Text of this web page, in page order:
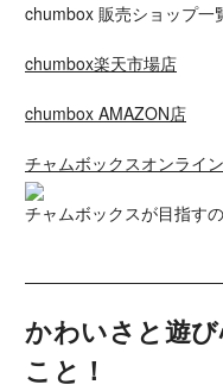
chumbox 販売ショップ一
chumbox楽天市場店
chumbox AMAZON店
チャムボックスオンライ
チャムボックスが目指す
かわいさと遊
こと！